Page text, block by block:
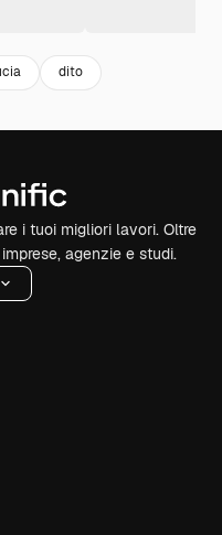
dito
i tuoi migliori lavori. Oltre
agenzie e studi.